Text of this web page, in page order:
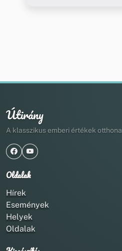
Útirány
A klasszikus emberi értékek otthona
Oldalak
Hírek
Események
Helyek
Oldalak